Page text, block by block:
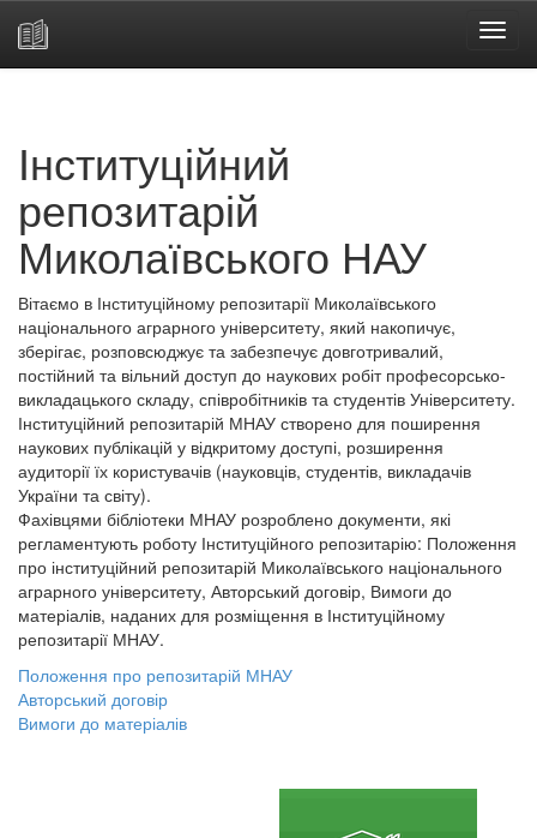
Інституційний
репозитарій
Миколаївського НАУ
Вітаємо в Інституційному репозитарії Миколаївського
національного аграрного університету, який накопичує,
зберігає, розповсюджує та забезпечує довготривалий,
постійний та вільний доступ до наукових робіт професорсько-
викладацького складу, співробітників та студентів Університету.
Інституційний репозитарій МНАУ створено для поширення
наукових публікацій у відкритому доступі, розширення
аудиторії їх користувачів (науковців, студентів, викладачів
України та світу).
Фахівцями бібліотеки МНАУ розроблено документи, які
регламентують роботу Інституційного репозитарію: Положення
про інституційний репозитарій Миколаївського національного
аграрного університету, Авторський договір, Вимоги до
матеріалів, наданих для розміщення в Інституційному
репозитарії МНАУ.
Положення про репозитарій МНАУ
Авторський договір
Вимоги до матеріалів